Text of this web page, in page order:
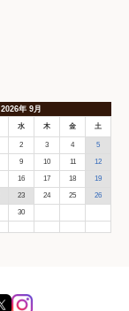
2026年9月
水 木 金 土
2 3 4 5
9 10 11 12
16 17 18 19
23 24 25 26
30